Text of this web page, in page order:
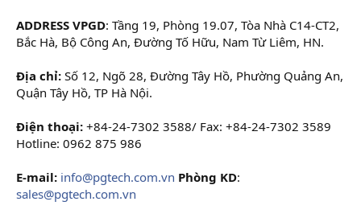
r
ADDRESS VPGD: Tầng 19, Phòng 19.07, Tòa Nhà C14-CT2,
Bắc Hà, Bộ Công An, Đường Tố Hữu, Nam Từ Liêm, HN.
Địa chỉ: Số 12, Ngõ 28, Đường Tây Hồ, Phường Quảng An,
Quận Tây Hồ, TP Hà Nội.
Điện thoại: +84-24-7302 3588/ Fax: +84-24-7302 3589
Hotline: 0962 875 986
E-mail: info@pgtech.com.vn Phòng KD:
sales@pgtech.com.vn